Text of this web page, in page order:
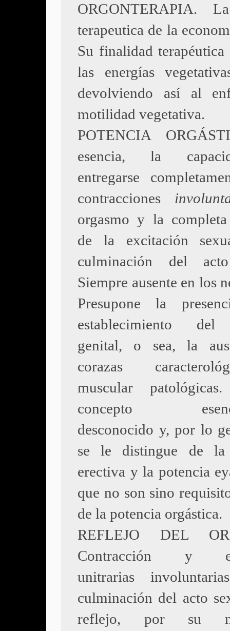
ORGONTERAPIA.
terapeutica de la
Su finalidad terapéutica
las energías
devolviendo así al
motilidad vegetativa.
POTENCIA
esencia, la
entregarse
contracciones
orgasmo y la completa
de la excitación
culminación del
Siempre ausente en los
Presupone la
establecimiento del
genital, o sea, la
corazas
muscular
concepto
desconocido y, por lo
se le distingue de la
erectiva y la potencia
que no son sino
de la potencia orgástica.
REFLEJO DEL
Contracción y
unitrarias
culminación del acto
reflejo, por su